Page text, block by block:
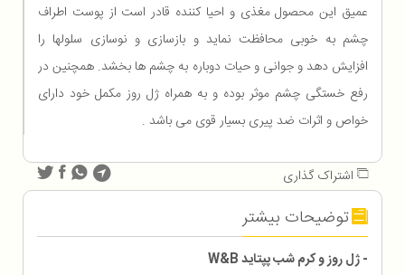
عمیق این محصول مغذی و احیا کننده قادر است از پوست اطراف
چشم به خوبی محافظت نماید و بازسازی و نوسازی سلولها را
افزایش دهد و جوانی و حیات دوباره به چشم ها بخشد. همچنین در
رفع خستگی چشم موثر بوده و به همراه ژل روز مکمل خود دارای
خواص و اثرات ضد پیری بسیار قوی می باشد .
اشتراک گذاری
توضیحات بیشتر
- ژل روز و کرم شب پپتاید W&B